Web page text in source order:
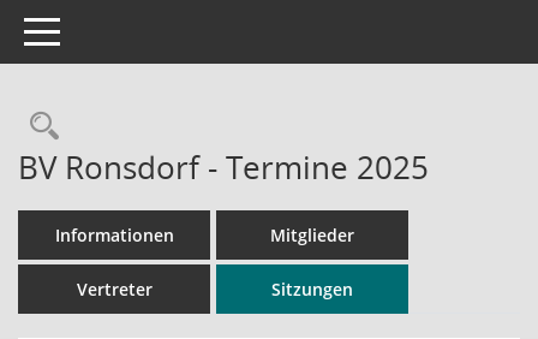
Toggle navigation
Rechercheauswahl
BV Ronsdorf - Termine 2025
Informationen Mitglieder
Vertreter Sitzungen